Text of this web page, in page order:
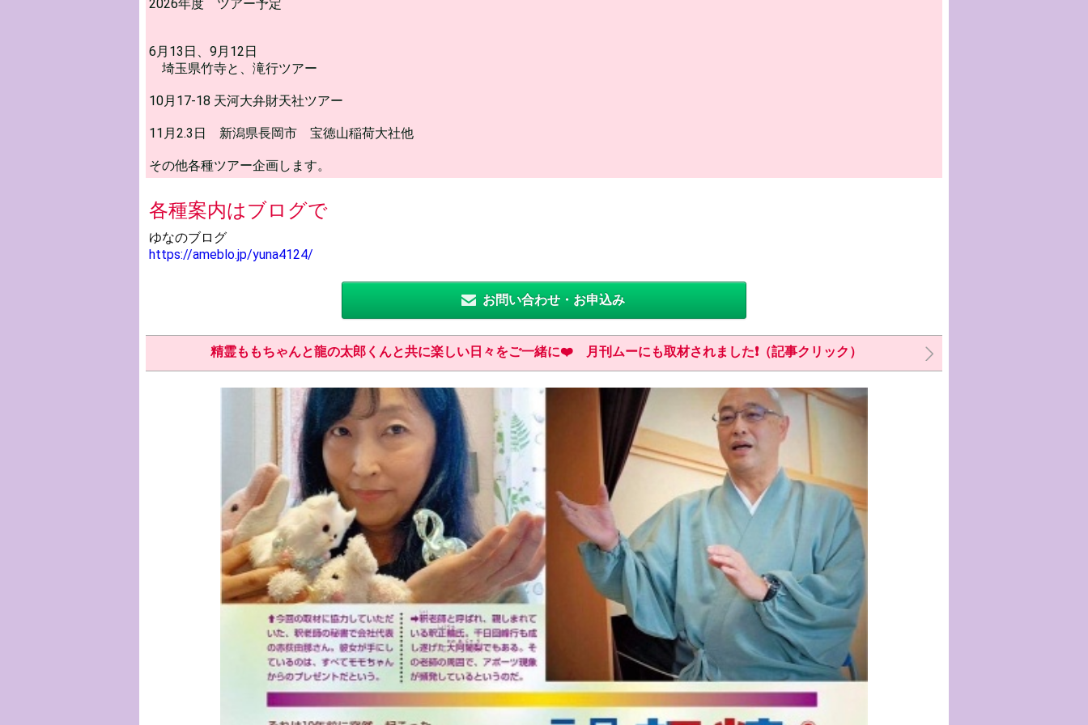
2026年度 ツアー予定
6月13日、9月12日
埼玉県竹寺と、滝行ツアー
10月17-18 天河大弁財天社ツアー
11月2.3日 新潟県長岡市 宝徳山稲荷大社他
その他各種ツアー企画します。
各種案内はブログで
ゆなのブログ
https://ameblo.jp/yuna4124/
お問い合わせ・お申込み
精霊ももちゃんと龍の太郎くんと共に楽しい日々をご一緒に❤️ 月刊ムーにも取材されました❗️（記事クリック）